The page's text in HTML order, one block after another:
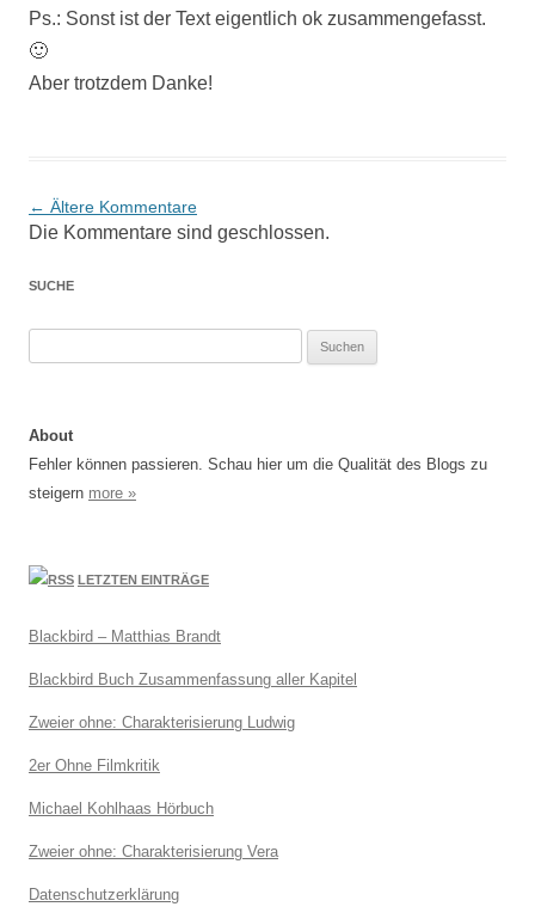
Ps.: Sonst ist der Text eigentlich ok zusammengefasst.
🙂
Aber trotzdem Danke!
Kommentarnavigation
← Ältere Kommentare
Die Kommentare sind geschlossen.
SUCHE
About
Fehler können passieren. Schau hier um die Qualität des Blogs zu
steigern more »
LETZTEN EINTRÄGE
Blackbird – Matthias Brandt
Blackbird Buch Zusammenfassung aller Kapitel
Zweier ohne: Charakterisierung Ludwig
2er Ohne Filmkritik
Michael Kohlhaas Hörbuch
Zweier ohne: Charakterisierung Vera
Datenschutzerklärung